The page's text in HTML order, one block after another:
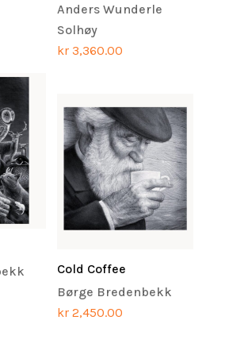
Anders Wunderle
Solhøy
kr 3,360.00
Cold Coffee
Børge Bredenbekk
kr 2,450.00